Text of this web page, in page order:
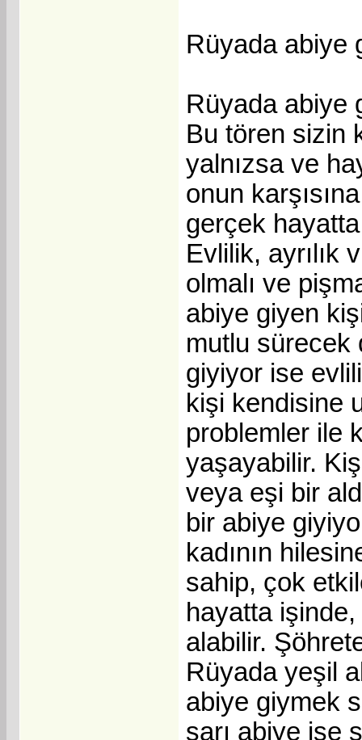
Rüyada abiye
Rüyada abiye
Bu tören sizin
yalnızsa ve
onun
gerçek
Evlilik, ayrılık
olmalı ve
abiye giyen
mutlu sürecek
giyiyor ise
kişi kendisine
problemler ile
yaşayabilir.
veya eşi bir
bir abiye
kadının
sahip, çok
hayatta
alabilir.
Rüyada yeşil
abiye giymek
sarı abiye ise